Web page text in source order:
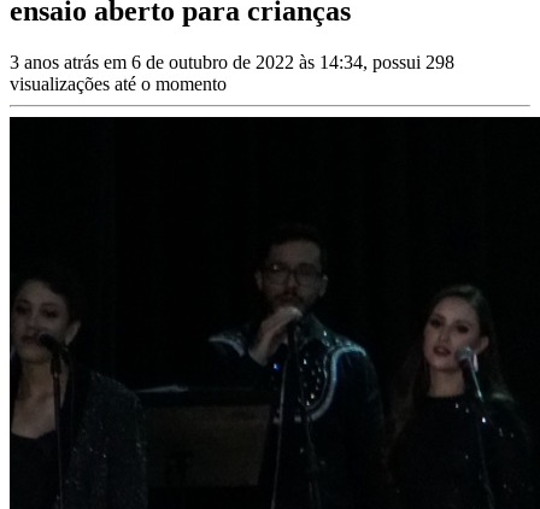
ensaio aberto para crianças
3 anos atrás em 6 de outubro de 2022 às 14:34, possui 298
visualizações até o momento